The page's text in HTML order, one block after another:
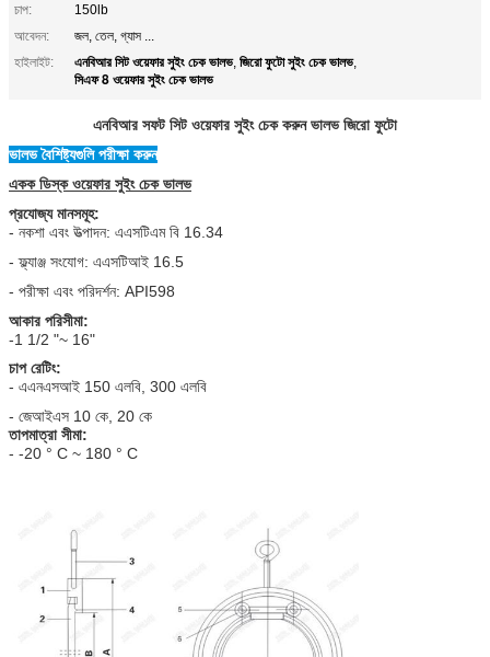
চাপ:
150lb
আবেদন:
জল, তেল, গ্যাস ...
হাইলাইট:
এনবিআর সিট ওয়েফার সুইং চেক ভালভ, জিরো ফুটো সুইং চেক ভালভ,
সিএফ 8 ওয়েফার সুইং চেক ভালভ
এনবিআর সফট সিট ওয়েফার সুইং চেক করুন ভালভ জিরো ফুটো
ভালভ বৈশিষ্ট্যগুলি পরীক্ষা করুন
একক ডিস্ক ওয়েফার সুইং চেক ভালভ
প্রযোজ্য মানসমূহ:
- নকশা এবং উত্পাদন: এএসটিএম বি 16.34
- ফ্ল্যাঞ্জ সংযোগ: এএসটিআই 16.5
- পরীক্ষা এবং পরিদর্শন: API598
আকার পরিসীমা:
-1 1/2 "~ 16"
চাপ রেটিং:
- এএনএসআই 150 এলবি, 300 এলবি
- জেআইএস 10 কে, 20 কে
তাপমাত্রা সীমা:
- -20 ° C ~ 180 ° C